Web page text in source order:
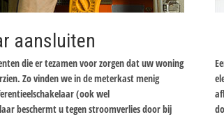
aansluiten
die er tezamen voor zorgen dat uw woning
Zo vinden we in de meterkast menig
(ook wel
beschermt u tegen stroomverlies door bij